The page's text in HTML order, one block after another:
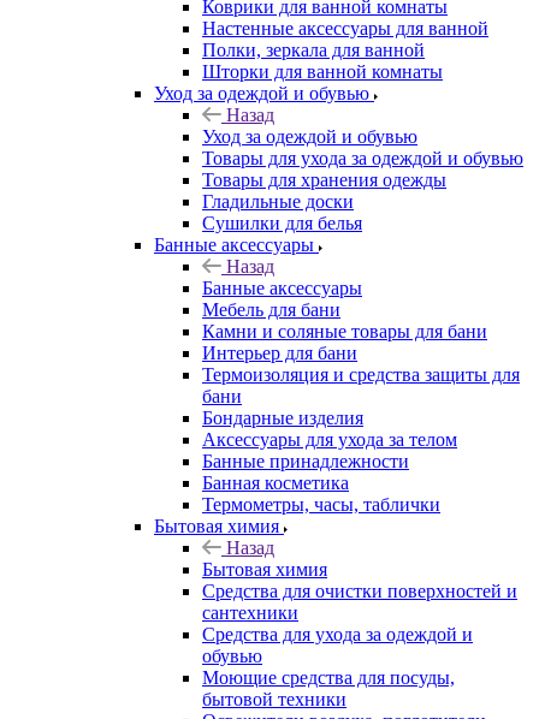
Коврики для ванной комнаты
Настенные аксессуары для ванной
Полки, зеркала для ванной
Шторки для ванной комнаты
Уход за одеждой и обувью
Назад
Уход за одеждой и обувью
Товары для ухода за одеждой и обувью
Товары для хранения одежды
Гладильные доски
Сушилки для белья
Банные аксессуары
Назад
Банные аксессуары
Мебель для бани
Камни и соляные товары для бани
Интерьер для бани
Термоизоляция и средства защиты для
бани
Бондарные изделия
Аксеcсуары для ухода за телом
Банные принадлежности
Банная косметика
Термометры, часы, таблички
Бытовая химия
Назад
Бытовая химия
Средства для очистки поверхностей и
сантехники
Средства для ухода за одеждой и
обувью
Моющие средства для посуды,
бытовой техники